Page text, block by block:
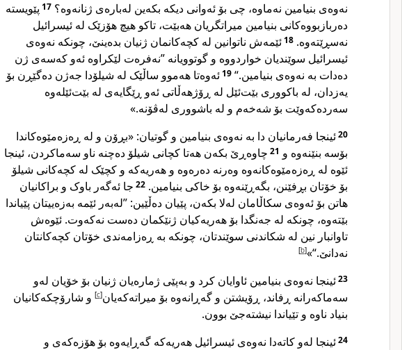
نەوەی بنیامین نەماوە، چی بۆ ئەوانی دیکە بکەین لەبارەی ژنانەوە؟17 پێویستە
دەربازبووەکانی بنیامین میراتگریان هەبێت، تاکو هیچ هۆزێک لە ئیسرائیل
نەسڕێتەوە.18ئێمەش ناتوانین لە کچەکانمان ژنیان بدەینێ، چونکە نەوەی
ئیسرائیل سوێندیان خواردووە و گوتوویانە ”نەفرەت لێکراوە ئەو کەسەی ژن
دەدات بە نەوەی بنیامین.“19ئەوەتا هەموو ساڵێک لە شیلۆدا جەژن دەگێڕن بۆ
یەزدان، لە باکووری بێت‌ئێل لە ڕۆژهەڵاتی ئەو ڕێگایەی لە بێت‌ئێلەوە
سەردەکەوێت بۆ شەخەم و لە باشووری لەڤۆنە.»
20ئینجا فەرمانیان دا بە نەوەی بنیامین و گوتیان: «بڕۆن و لە ڕەزەمێوەکاندا
بۆسە بنێنەوە و 21 چاوەڕێ بکەن هەتا کچانی شیلۆ دەچنە ناو سەماکردن، ئینجا
ئێوە لە ڕەزەمێوەکانەوە وەرنە دەرەوە و هەریەکە و کچێک لە کچەکانی شیلۆ
بۆ خۆتان بڕفێنن، بگەڕێنەوە بۆ خاکی بنیامین.22 جا ئەگەر باوک و براکانیان
هاتن بۆ ئەوەی سکاڵامان لەلا بکەن، پێیان دەڵێین: ”لەبەر ئێمە بەزەییتان پێیاندا
بێتەوە، چونکە لە جەنگدا بۆ هەریەکیان ژنێکمان دەست نەکەوت. ئێوەش
تاوانبار نین لە شکاندنی سوێندتان، چونکە بە ڕەزامەندی خۆتان کچەکانتان
نەدانێ.“»[
b
]
23ئینجا نەوەی بنیامین ئاوایان کرد و بەپێی ژمارەیان ژنیان بۆ خۆیان لەو
سەماکەرانە ڕفاند، ڕۆیشتن و گەڕانەوە بۆ میراتەکەیان[
c
] و شارۆچکەکانیان
بنیاد ناوە و تێیاندا نیشتەجێ بوون.
24ئینجا لەو کاتەدا نەوەی ئیسرائیل هەریەکە گەڕایەوە بۆ هۆزەکەی و